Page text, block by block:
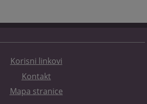
Korisni linkovi
Kontakt
Mapa stranice